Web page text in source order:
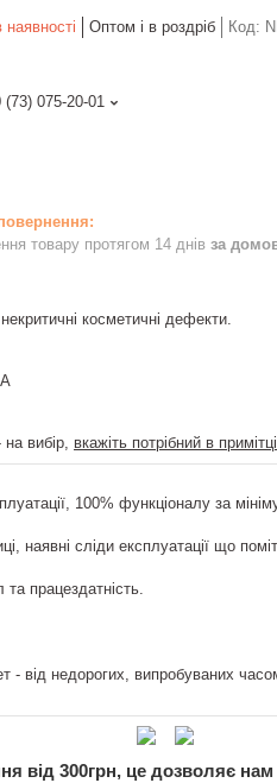
Оптом і в роздріб Код:
(73) 075-20-01
товару протягом 14 днів за
косметичні дефекти.
вибір, вкажіть потрібний в
100% функціоналу за
наявні сліди експлуатації що
працездатність.
- від недорогих, випробуваних
від 300грн, це дозволяє нам